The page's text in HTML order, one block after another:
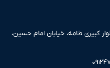
طامه، خیابان امام حسین،